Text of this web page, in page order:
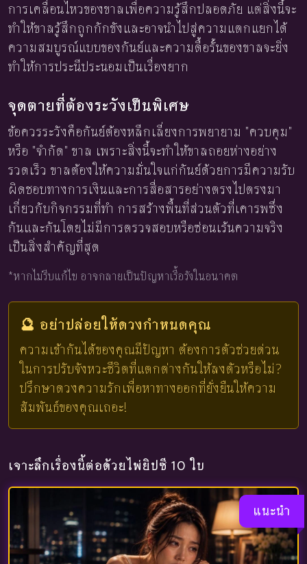
การเคลื่อนไหวของขาลเพื่อความรู้สึกปลอดภัย แต่สิ่งนี้จะ
ทำให้ขาลรู้สึกถูกกักขังและอาจนำไปสู่ความแตกแยกได้
ความสมบูรณ์แบบของกันย์และความดื้อรั้นของขาลจะยิ่ง
ทำให้การประนีประนอมเป็นเรื่องยาก
จุดตายที่ต้องระวังเป็นพิเศษ
ข้อควรระวังคือกันย์ต้องหลีกเลี่ยงการพยายาม "ควบคุม"
หรือ "จำกัด" ขาล เพราะสิ่งนี้จะทำให้ขาลถอยห่างอย่าง
รวดเร็ว ขาลต้องให้ความมั่นใจแก่กันย์ด้วยการมีความรับ
ผิดชอบทางการเงินและการสื่อสารอย่างตรงไปตรงมา
เกี่ยวกับกิจกรรมที่ทำ การสร้างพื้นที่ส่วนตัวที่เคารพซึ่ง
กันและกันโดยไม่มีการตรวจสอบหรือซ่อนเร้นความจริง
เป็นสิ่งสำคัญที่สุด
*หากไม่รีบแก้ไข อาจกลายเป็นปัญหาเรื้อรังในอนาคต
🔮 อย่าปล่อยให้ดวงกำหนดคุณ
ความเข้ากันได้ของคุณมีปัญหา ต้องการตัวช่วยด่วน
ในการปรับจังหวะชีวิตที่แตกต่างกันให้ลงตัวหรือไม่?
ปรึกษาดวงความรักเพื่อหาทางออกที่ยั่งยืนให้ความ
สัมพันธ์ของคุณเถอะ!
เจาะลึกเรื่องนี้ต่อด้วยไพ่ยิปซี 10 ใบ
แนะนำ